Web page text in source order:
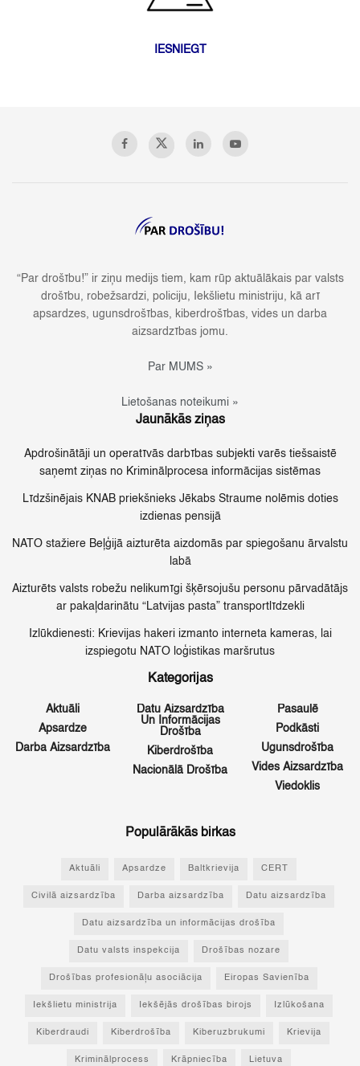
IESNIEGT
“Par drošību!” ir ziņu medijs tiem, kam rūp aktuālākais par valsts
drošību, robežsardzi, policiju, Iekšlietu ministriju, kā arī
apsardzes, ugunsdrošības, kiberdrošības, vides un darba
aizsardzības jomu.
Par MUMS »
Lietošanas noteikumi »
Jaunākās ziņas
Apdrošinātāji un operatīvās darbības subjekti varēs tiešsaistē
saņemt ziņas no Kriminālprocesa informācijas sistēmas
Līdzšinējais KNAB priekšnieks Jēkabs Straume nolēmis doties
izdienas pensijā
NATO stažiere Beļģijā aizturēta aizdomās par spiegošanu ārvalstu
labā
Aizturēts valsts robežu nelikumīgi šķērsojušu personu pārvadātājs
ar pakaļdarinātu “Latvijas pasta” transportlīdzekli
Izlūkdienesti: Krievijas hakeri izmanto interneta kameras, lai
izspiegotu NATO loģistikas maršrutus
Kategorijas
Aktuāli
Apsardze
Darba Aizsardzība
Datu Aizsardzība
Un Informācijas
Drošība
Kiberdrošība
Nacionālā Drošība
Pasaulē
Podkāsti
Ugunsdrošība
Vides Aizsardzība
Viedoklis
Populārākās birkas
Aktuāli Apsardze Baltkrievija CERT
Civilā aizsardzība Darba aizsardzība Datu aizsardzība
Datu aizsardzība un informācijas drošība
Datu valsts inspekcija Drošības nozare
Drošības profesionāļu asociācija Eiropas Savienība
Iekšlietu ministrija Iekšējās drošības birojs Izlūkošana
Kiberdraudi Kiberdrošība Kiberuzbrukumi Krievija
Kriminālprocess Krāpniecība Lietuva